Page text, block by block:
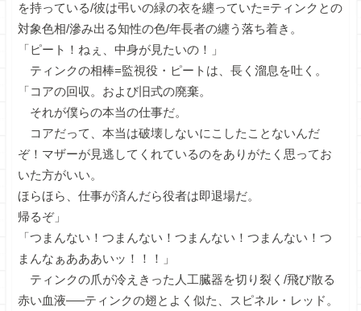
を持っている/彼は弔いの緑の衣を纏っていた=ティンクとの
対象色相/滲み出る知性の色/年長者の纏う落ち着き。
「ピート！ねぇ、中身が見たいの！」
ティンクの相棒=監視役・ピートは、長く溜息を吐く。
「コアの回収。および旧式の廃棄。
それが僕らの本当の仕事だ。
コアだって、本当は破壊しないにこしたことないんだ
ぞ！マザーが見逃してくれているのをありがたく思ってお
いた方がいい。
ほらほら、仕事が済んだら役者は即退場だ。
帰るぞ」
「つまんない！つまんない！つまんない！つまんない！つ
まんなぁあああいッ！！！」
ティンクの爪が冷えきった人工臓器を切り裂く/飛び散る
赤い血液—–ティンクの翅とよく似た、スピネル・レッド。